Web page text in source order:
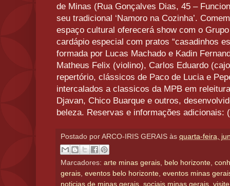
de Minas (Rua Gonçalves Dias, 45 –
seu tradicional ‘Namoro na Cozinha’.
espaço cultural oferecerá show com o
cardápio especial com pratos “casadinhos
formada por Lucas Machado e Kadin
Matheus Felix (violino), Carlos Eduardo
repertório, clássicos de Paco de Lucia e
intercalados a classicos da MPB em
Djavan, Chico Buarque e outros,
beleza. Reservas e informações adicionais:
Postado por ARCO-IRIS GERAIS às quarta-feira,
Marcadores: arte minas gerais belo horizonte
gerais eventos belo horizonte eventos minas
noticias de minas gerais sociais minas gerais